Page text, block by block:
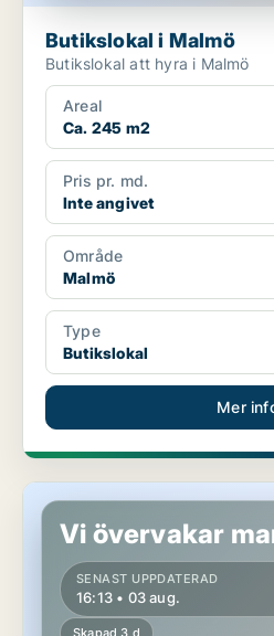
Butikslokal i Malmö
Butikslokal att hyra i Malmö
Areal
Ca. 245 m2
Pris pr. md.
Inte angivet
Område
Malmö
Type
Butikslokal
Mer
Butikslokal i Malmö
Vi övervakar
SENAST UPPDATERAD
16:13 • 03 aug.
Skapad 3 d